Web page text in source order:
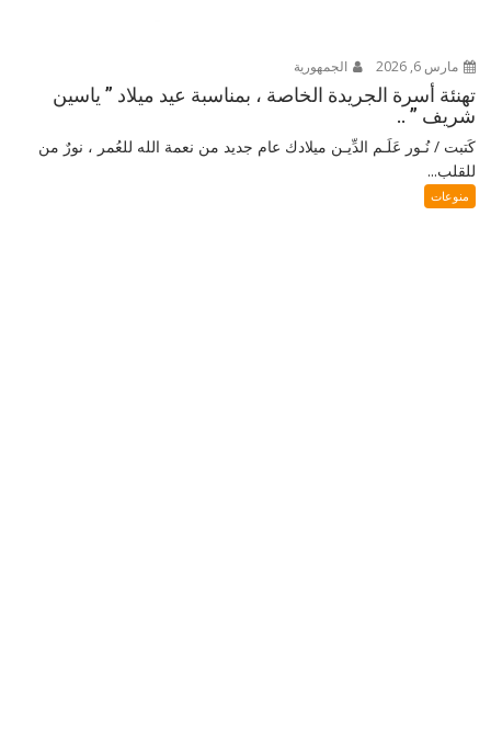
مارس 6, 2026 الجمهورية
تهنئة أسرة الجريدة الخاصة ، بمناسبة عيد ميلاد ” ياسين
شريف ” ..
كَتبت / نُـور عَلَـم الدِّيـن ميلادك عام جديد من نعمة الله للعُمر ، نورٌ من
للقلب...
منوعات